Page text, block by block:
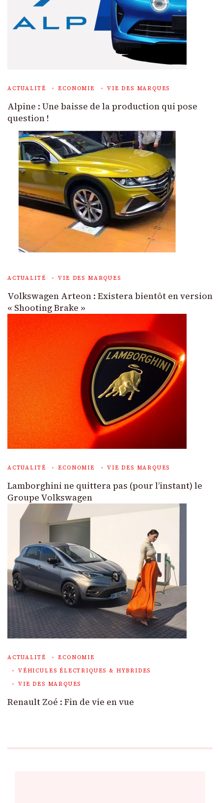
ACTUALITÉ ECONOMIE VIE DES MARQUES
Alpine : Une baisse de la production qui pose
question !
ACTUALITÉ VIE DES MARQUES
Volkswagen Arteon : Existera bientôt en version
« Shooting Brake »
ACTUALITÉ ECONOMIE VIE DES MARQUES
Lamborghini ne quittera pas (pour l’instant) le
Groupe Volkswagen
ACTUALITÉ
ECONOMIE
VÉHICULES ÉLECTRIQUES & HYBRIDES
VIE DES MARQUES
Renault Zoé : Fin de vie en vue